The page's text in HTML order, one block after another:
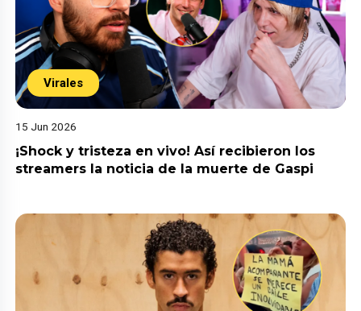
Virales
15 Jun 2026
¡Shock y tristeza en vivo! Así recibieron los
streamers la noticia de la muerte de Gaspi